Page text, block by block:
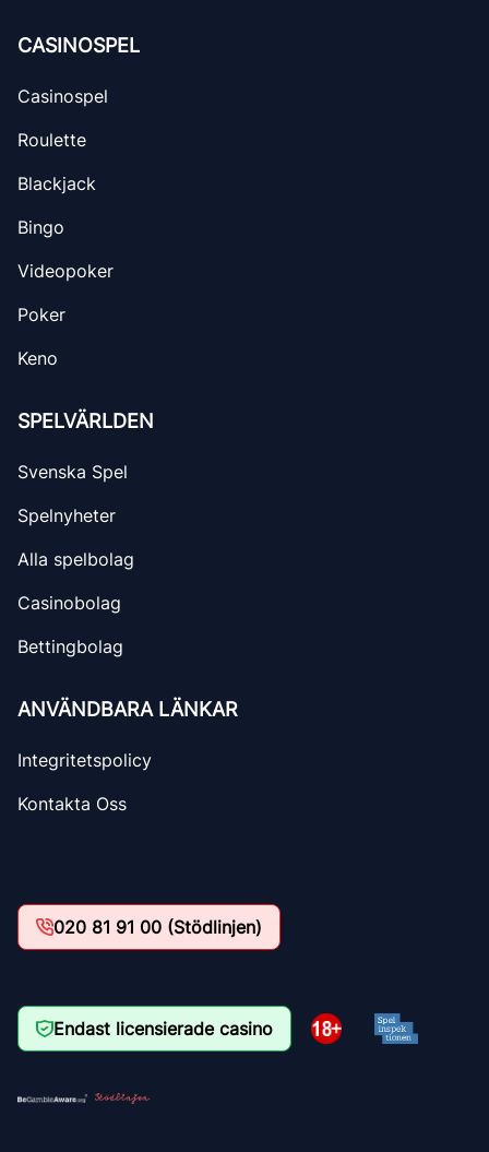
CASINOSPEL
Casinospel
Roulette
Blackjack
Bingo
Videopoker
Poker
Keno
SPELVÄRLDEN
Svenska Spel
Spelnyheter
Alla spelbolag
Casinobolag
Bettingbolag
ANVÄNDBARA LÄNKAR
Integritetspolicy
Kontakta Oss
020 81 91 00 (Stödlinjen)
Endast licensierade casino